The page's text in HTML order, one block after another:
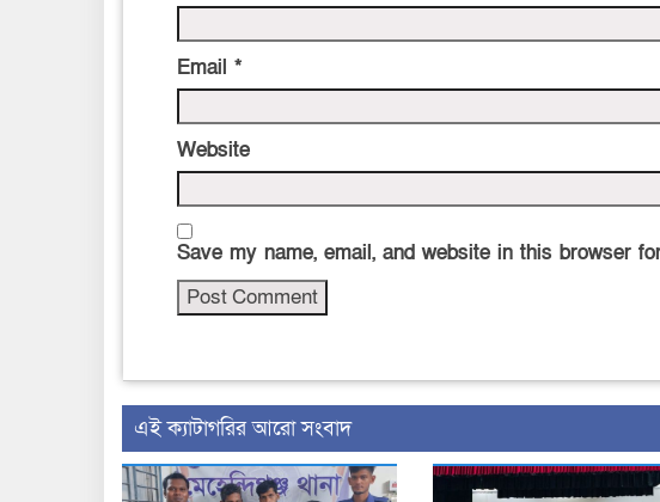
Email *
Website
Save my name, email, and website in this browser
‍এই ক্যাটাগরির ‍আরো সংবাদ